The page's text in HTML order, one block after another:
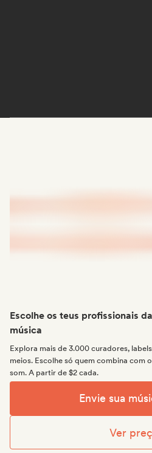
Escolhe os teus profissionais da
música
Explora mais de 3.000 curadores,
meios. Escolhe só quem combina com
som. A partir de $2 cada.
Envie sua
Ver